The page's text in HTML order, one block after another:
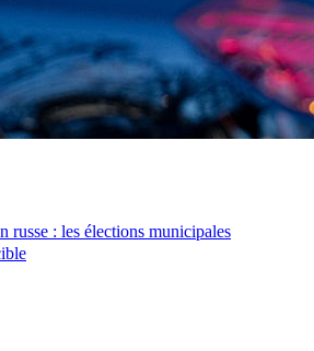
russe : les élections municipales